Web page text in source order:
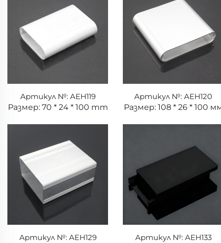
Артикул №: AEH119
Размер: 70 * 24 * 100 mm
Артикул №: AEH120
Размер: 108 * 26 * 100
Артикул №: AEH129
Артикул №: AEH133